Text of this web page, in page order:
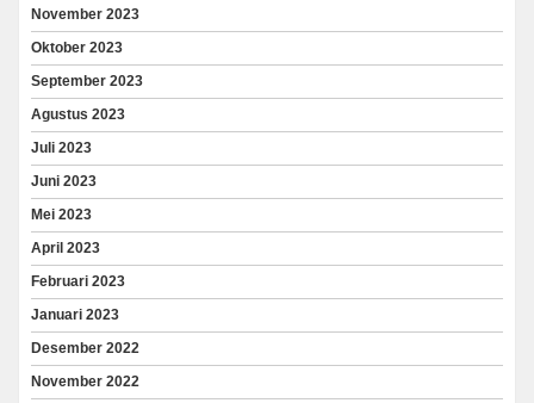
November 2023
Oktober 2023
September 2023
Agustus 2023
Juli 2023
Juni 2023
Mei 2023
April 2023
Februari 2023
Januari 2023
Desember 2022
November 2022